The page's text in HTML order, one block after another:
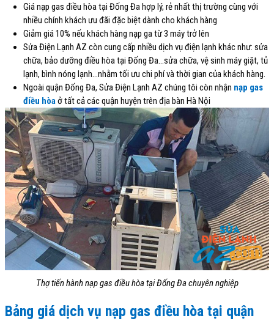
Giá nạp gas điều hòa tại Đống Đa hợp lý, rẻ nhất thị trường cùng với
nhiều chính khách ưu đãi đặc biệt dành cho khách hàng
Giảm giá 10% nếu khách hàng nạp ga từ 3 máy trở lên
Sửa Điện Lạnh AZ còn cung cấp nhiều dịch vụ điện lạnh khác như: sửa
chữa, bảo dưỡng điều hòa tại Đống Đa…sửa chữa, vệ sinh máy giặt, tủ
lạnh, bình nóng lạnh…nhằm tối ưu chi phí và thời gian của khách hàng.
Ngoài quận Đống Đa, Sửa Điện Lạnh AZ chúng tôi còn nhận nạp gas
điều hòaở tất cả các quận huyện trên địa bàn Hà Nội
Thợ tiến hành nạp gas điều hòa tại Đống Đa chuyên nghiệp
Bảng giá dịch vụ nạp gas điều hòa tại quận